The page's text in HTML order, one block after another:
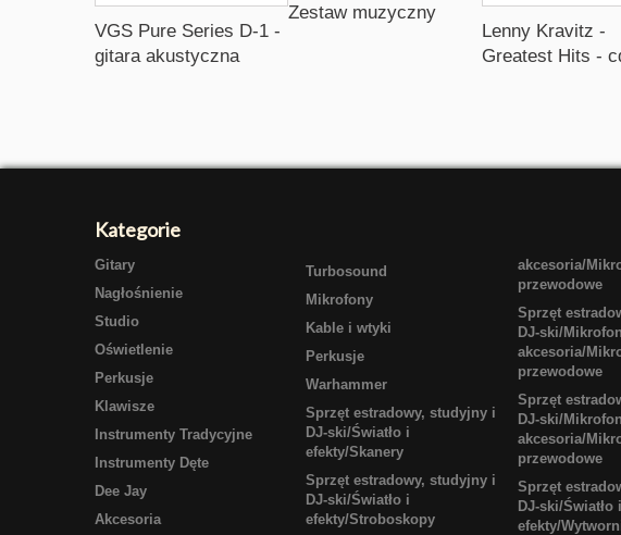
VGS Pure Series D-1 -
gitara akustyczna
Zestaw muzyczny
Lenny Kravitz -
Greatest Hits -
Kategorie
Gitary
Nagłośnienie
Studio
Oświetlenie
Perkusje
Klawisze
Instrumenty Tradycyjne
Instrumenty Dęte
Dee Jay
Akcesoria
Turbosound
Mikrofony
Kable i wtyki
Perkusje
Warhammer
Sprzęt estradowy, studyjny i
DJ-ski/Światło i
efekty/Skanery
Sprzęt estradowy, studyjny i
DJ-ski/Światło i
efekty/Stroboskopy
akcesoria/
przewodowe
Sprzęt
DJ-ski/
akcesoria/
przewodowe
Sprzęt
DJ-ski/
akcesoria/
przewodowe
Sprzęt
DJ-ski/Światło i
efekty/